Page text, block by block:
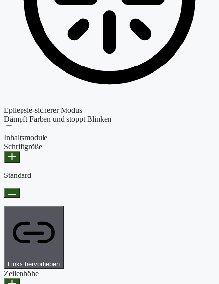
Epilepsie-sicherer Modus
Dämpft Farben und stoppt Blinken
Inhaltsmodule
Schriftgröße
Standard
Links hervorheben
Zeilenhöhe